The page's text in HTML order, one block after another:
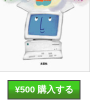
¥500 購入する